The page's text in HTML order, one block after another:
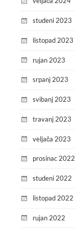
studeni 2023
listopad 2023
rujan 2023
srpanj 2023
svibanj 2023
travanj 2023
veljača 2023
prosinac 2022
studeni 2022
listopad 2022
rujan 2022